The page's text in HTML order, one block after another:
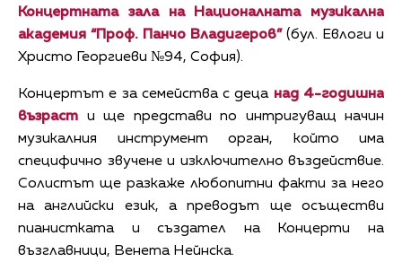
Концертната зала на Националната музикална
академия “Проф. Панчо Владигеров”(бул. Евлоги и
Христо Георгиеви №94, София).
Концертът e за семейства с деца над 4-годишна
възраст и ще представи по интригуващ начин
музикалния инструмент орган, който има
специфично звучене и изключително въздействие.
Солистът ще разкаже любопитни факти за него
на английски език, а преводът ще осъществи
пианистката и създател на Концерти на
възглавници, Венета Нейнска.